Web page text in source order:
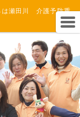
は瀬田川 介護予防重